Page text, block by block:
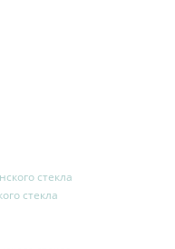
стекла